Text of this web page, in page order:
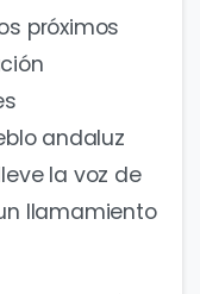
próximos
andaluz
la voz de
llamamiento